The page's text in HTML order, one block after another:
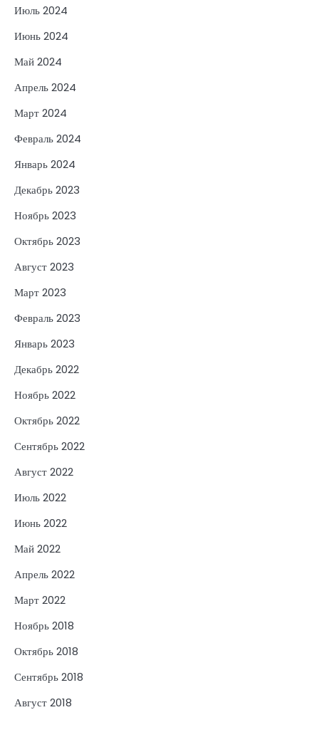
Июль 2024
Июнь 2024
Май 2024
Апрель 2024
Март 2024
Февраль 2024
Январь 2024
Декабрь 2023
Ноябрь 2023
Октябрь 2023
Август 2023
Март 2023
Февраль 2023
Январь 2023
Декабрь 2022
Ноябрь 2022
Октябрь 2022
Сентябрь 2022
Август 2022
Июль 2022
Июнь 2022
Май 2022
Апрель 2022
Март 2022
Ноябрь 2018
Октябрь 2018
Сентябрь 2018
Август 2018